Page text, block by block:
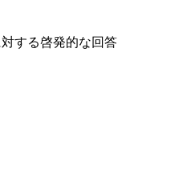
する啓発的な回答